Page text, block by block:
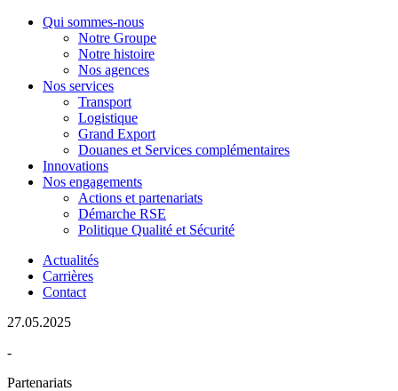
Qui sommes-nous
Notre Groupe
Notre histoire
Nos agences
Nos services
Transport
Logistique
Grand Export
Douanes et Services complémentaires
Innovations
Nos engagements
Actions et partenariats
Démarche RSE
Politique Qualité et Sécurité
Actualités
Carrières
Contact
27.05.2025
-
Partenariats